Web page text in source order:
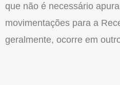
que não é necessário
movimentações para a
geralmente, ocorre em